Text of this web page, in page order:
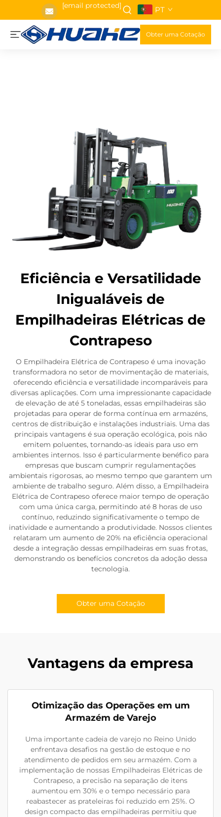
[email protected] PT
Obter uma Cotação
Eficiência e Versatilidade
Inigualáveis de
Empilhadeiras Elétricas de
Contrapeso
O Empilhadeira Elétrica de Contrapeso é uma inovação
transformadora no setor de movimentação de materiais,
oferecendo eficiência e versatilidade incomparáveis para
diversas aplicações. Com uma impressionante capacidade
de elevação de até 5 toneladas, essas empilhadeiras são
projetadas para operar de forma contínua em armazéns,
centros de distribuição e instalações industriais. Uma das
principais vantagens é sua operação ecológica, pois não
emitem poluentes, tornando-as ideais para uso em
ambientes internos. Isso é particularmente benéfico para
empresas que buscam cumprir regulamentações
ambientais rigorosas, ao mesmo tempo que garantem um
ambiente de trabalho seguro. Além disso, a Empilhadeira
Elétrica de Contrapeso oferece maior tempo de operação
com uma única carga, permitindo até 8 horas de uso
contínuo, reduzindo significativamente o tempo de
inatividade e aumentando a produtividade. Nossos clientes
relataram um aumento de 20% na eficiência operacional
desde a integração dessas empilhadeiras em suas frotas,
demonstrando os benefícios concretos da adoção dessa
tecnologia.
Obter uma Cotação
Vantagens da empresa
Otimização das Operações em um
Armazém de Varejo
Uma importante cadeia de varejo no Reino Unido
enfrentava desafios na gestão de estoque e no
atendimento de pedidos em seu armazém. Com a
implementação de nossas Empilhadeiras Elétricas de
Contrapeso, a precisão na separação de itens
aumentou em 30% e o tempo necessário para
reabastecer as prateleiras foi reduzido em 25%. O
design compacto das empilhadeiras permitiu que